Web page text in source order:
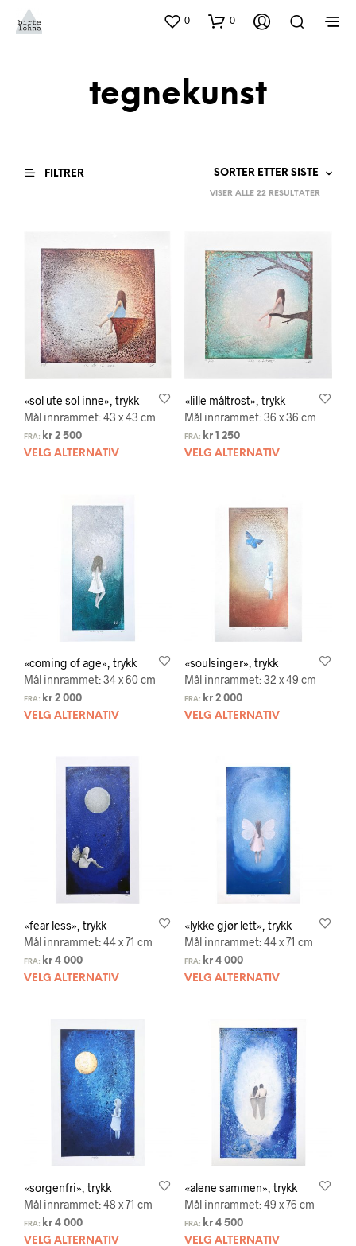
0 0
tegnekunst
FILTRER
VISER ALLE 22 RESULTATER
«sol ute sol inne», trykk
Mål innrammet: 43 x 43 cm
FRA: kr 2 500
VELG ALTERNATIV
«lille måltrost», trykk
Mål innrammet: 36 x 36 cm
FRA: kr1 250
VELG ALTERNATIV
«coming of age», trykk
Mål innrammet: 34 x 60 cm
FRA: kr 2 000
VELG ALTERNATIV
«soulsinger», trykk
Mål innrammet: 32 x 49 cm
FRA: kr2 000
VELG ALTERNATIV
«fear less», trykk
Mål innrammet: 44 x 71 cm
FRA: kr 4 000
VELG ALTERNATIV
«lykke gjør lett», trykk
Mål innrammet: 44 x 71 cm
FRA: kr4 000
VELG ALTERNATIV
«sorgenfri», trykk
Mål innrammet: 48 x 71 cm
FRA: kr 4 000
VELG ALTERNATIV
«alene sammen», trykk
Mål innrammet: 49 x 76 cm
FRA: kr4 500
VELG ALTERNATIV